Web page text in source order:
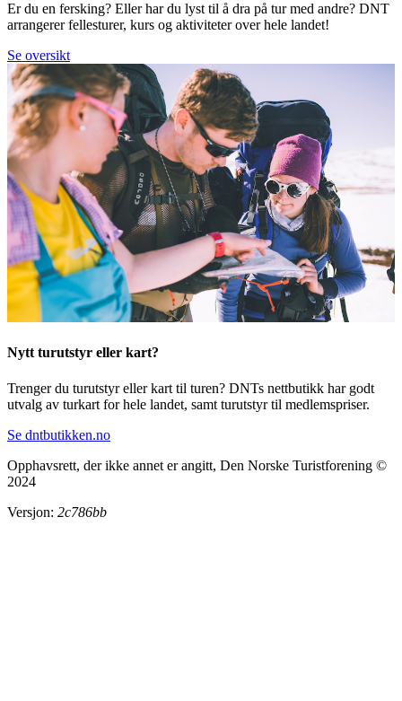
Er du en fersking? Eller har du lyst til å dra på tur med andre? DNT
arrangerer fellesturer, kurs og aktiviteter over hele landet!
Se oversikt
Nytt turutstyr eller kart?
Trenger du turutstyr eller kart til turen? DNTs nettbutikk har godt
utvalg av turkart for hele landet, samt turutstyr til medlemspriser.
Se dntbutikken.no
Opphavsrett, der ikke annet er angitt, Den Norske Turistforening ©
2024
Versjon: 2c786bb